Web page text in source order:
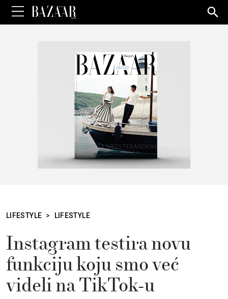
for:
LIFESTYLE > LIFESTYLE
Instagram testira novu
funkciju koju smo već
videli na TikTok-u